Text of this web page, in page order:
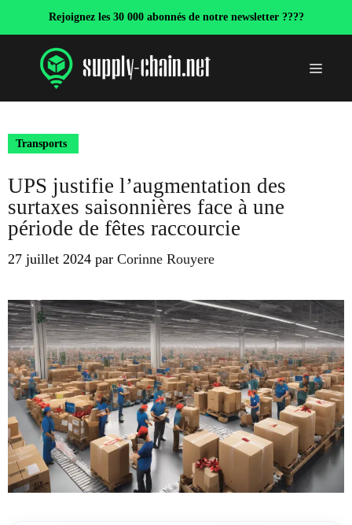
Rejoignez les 30 000 abonnés de notre newsletter ????
Menu
Transports
UPS justifie l’augmentation des
surtaxes saisonnières face à une
période de fêtes raccourcie
27 juillet 2024 par Corinne Rouyere